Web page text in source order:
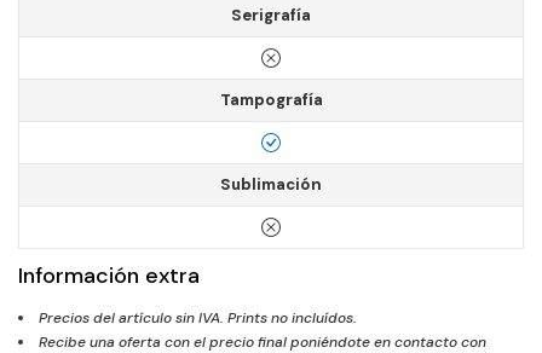
Serigrafía
Tampografía
Sublimación
Información extra
Precios del artículo sin IVA. Prints no incluídos.
Recibe una oferta con el precio final poniéndote en contacto con